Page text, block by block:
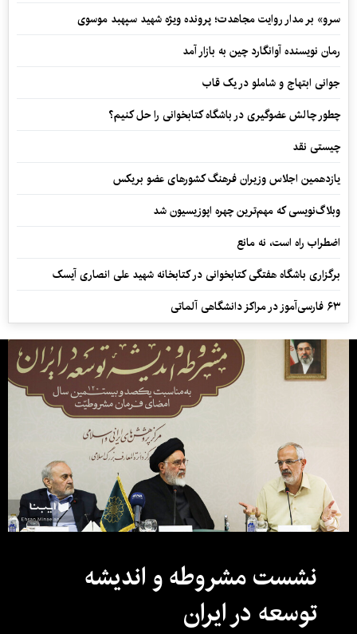
سرو» بر مدار روایت مجاهدت؛ پرونده ویژه شهید سپهبد موسوی
رمان نویسنده آوانگارد چین به بازار آمد
جوانی ابتهاج و شاملو در یک قاب
چطور چالش عضوگیری در باشگاه کتابخوانی را حل کنیم؟
چیستی نقد
یازدهمین اجلاس وزیران فرهنگ کشورهای عضو بریکس
وبلاگ‌نویسی که مهم‌ترین چهره اپوزیسیون شد
اضطراب راه است، نه مانع
برگزاری باشگاه هفتگی کتابخوانی در کتابخانه شهید علی انصاری آیسک
۶۳ فارسی‌آموز در مراکز دانشگاهی آلماتی
نشست مشروطه و اندیشه
توسعه در ایران